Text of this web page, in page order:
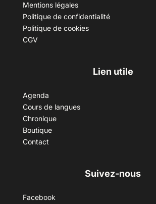
Mentions légales
Politique de confidentialité
Politique de cookies
CGV
Lien utile
Agenda
Cours de langues
Chronique
Boutique
Contact
Suivez-nous
Facebook